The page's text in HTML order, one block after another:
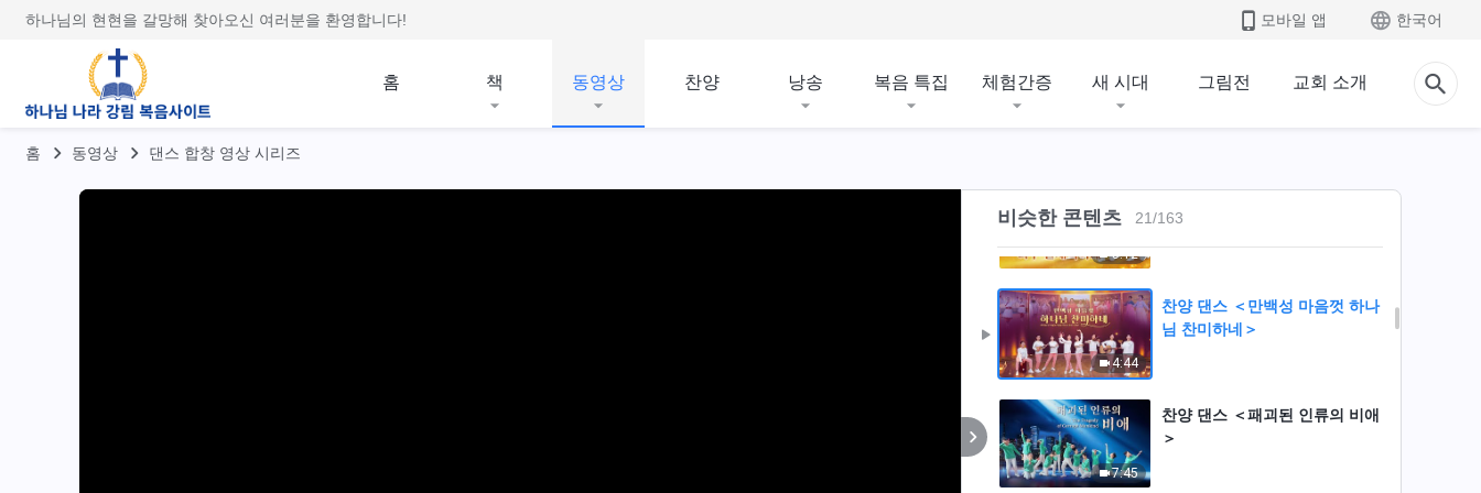
하나님의 현현을 갈망해 찾아오신 여러분을 환영합니다! 모바일 앱 한국어
홈 책 동영상 찬양 낭송 복음 특집 체험간증 새 시대 그림전 교회 소개
홈 동영상 댄스 합창 영상 시리즈
비슷한 콘텐츠 21/163
찬양 댄스 ＜나는 넘치는 하나님
5:12
찬양 댄스 ＜하나님의 구원 너무
실제적이네＞
4:44
찬양 댄스 ＜만백성 마음껏 하나
님 찬미하네＞
7:45
찬양 댄스 ＜패괴된 인류의 비애
＞